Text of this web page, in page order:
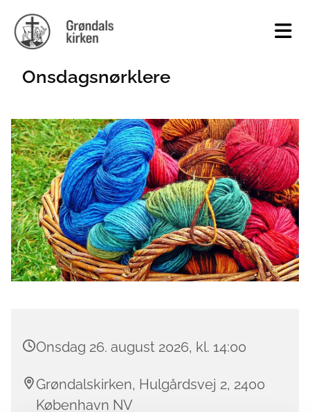
Onsdagsnørklere
Onsdag 26. august 2026, kl. 14:00
Grøndalskirken, Hulgårdsvej 2, 2400
København NV